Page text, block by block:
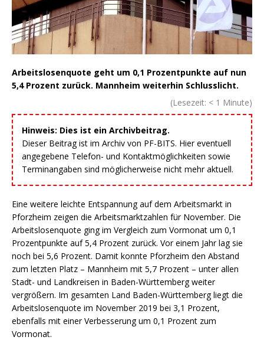
Arbeitslosenquote geht um 0,1 Prozentpunkte auf nun
5,4 Prozent zurück. Mannheim weiterhin Schlusslicht.
(Lesezeit: < 1 Minute)
Hinweis: Dies ist ein Archivbeitrag.
Dieser Beitrag ist im Archiv von PF-BITS. Hier eventuell
angegebene Telefon- und Kontaktmöglichkeiten sowie
Terminangaben sind möglicherweise nicht mehr aktuell.
Eine weitere leichte Entspannung auf dem Arbeitsmarkt in
Pforzheim zeigen die Arbeitsmarktzahlen für November. Die
Arbeitslosenquote ging im Vergleich zum Vormonat um 0,1
Prozentpunkte auf 5,4 Prozent zurück. Vor einem Jahr lag sie
noch bei 5,6 Prozent. Damit konnte Pforzheim den Abstand
zum letzten Platz – Mannheim mit 5,7 Prozent – unter allen
Stadt- und Landkreisen in Baden-Württemberg weiter
vergrößern. Im gesamten Land Baden-Württemberg liegt die
Arbeitslosenquote im November 2019 bei 3,1 Prozent,
ebenfalls mit einer Verbesserung um 0,1 Prozent zum
Vormonat.